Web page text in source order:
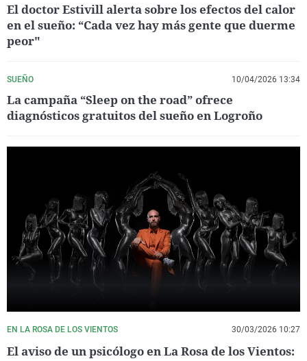
El doctor Estivill alerta sobre los efectos del calor
en el sueño: “Cada vez hay más gente que duerme
peor"
SUEÑO 10/04/2026 13:34
La campaña “Sleep on the road” ofrece
diagnósticos gratuitos del sueño en Logroño
EN LA ROSA DE LOS VIENTOS 30/03/2026 10:27
El aviso de un psicólogo en La Rosa de los Vientos: